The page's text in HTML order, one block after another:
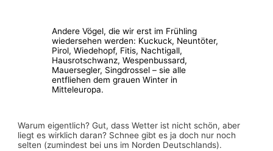
Andere Vögel, die wir erst im Frühling
wiedersehen werden: Kuckuck, Neuntöter,
Pirol, Wiedehopf, Fitis, Nachtigall,
Hausrotschwanz, Wespenbussard,
Mauersegler, Singdrossel – sie alle
entfliehen dem grauen Winter in
Mitteleuropa.
Warum eigentlich? Gut, dass Wetter ist nicht schön, aber
liegt es wirklich daran? Schnee gibt es ja doch nur noch
selten (zumindest bei uns im Norden Deutschlands).